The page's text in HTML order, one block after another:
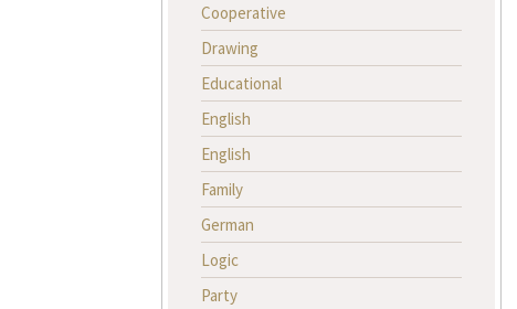
Cooperative
Drawing
Educational
English
English
Family
German
Logic
Party